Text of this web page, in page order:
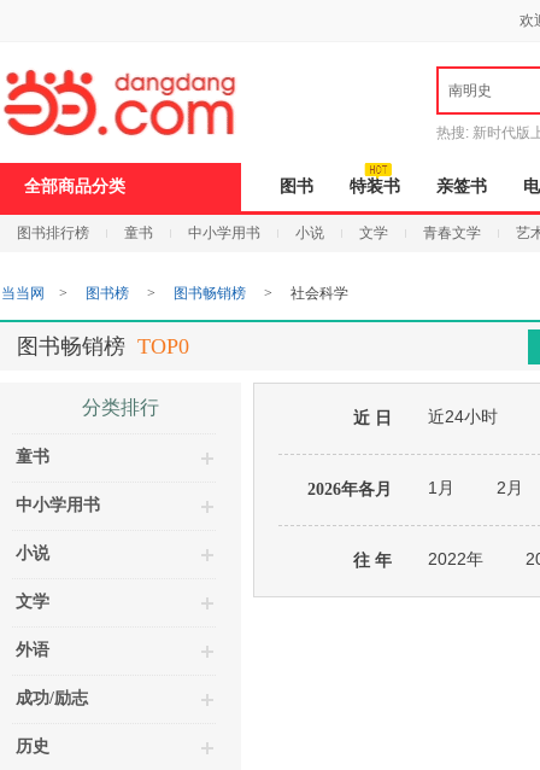
打
开
无
障
页
加
欢
南明史
热搜: 新时代版
全部商品分类 图书 特装书 亲签书
图书排行榜 童书 中小学用书 小说 文学 青春文学 艺
当当网 > 图书榜 > 图书畅销榜 > 社会科学
图书畅销榜 TOP0
分类排行
童书
中小学用书
小说
文学
外语
成功/励志
历史
近 日 近24小时
2026年各月 1月 2月
往 年 2022年